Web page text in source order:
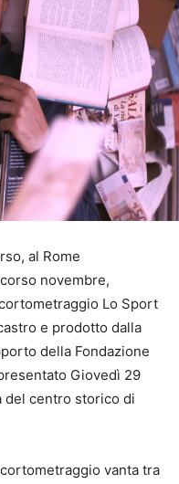
al Rome
novembre,
Lo Sport
e prodotto dalla
della Fondazione
Giovedì 29
del centro storico di
vanta tra